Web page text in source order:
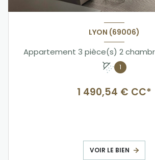
LYON (69006)
1
1 490,54 € CC*
VOIR LE BIEN